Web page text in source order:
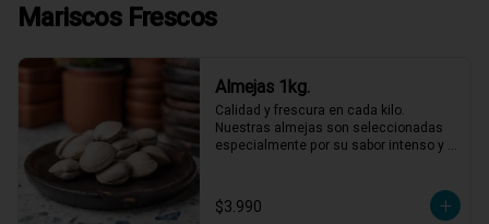
Mariscos Frescos
Almejas 1kg.
Calidad y frescura en cada kilo.
Nuestras almejas son seleccionadas
especialmente por su sabor intenso y
No necesitas más para disfrutar de un
sabor marino auténtico y refrescante.
$3.990